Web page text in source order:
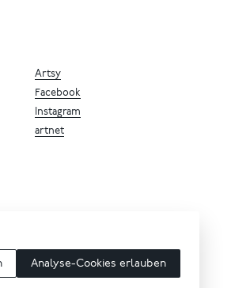
Artsy
Facebook
Instagram
artnet
Analyse-Cookies erlauben